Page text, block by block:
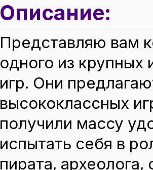
Описание:
Представляю вам
одного из крупных
игр. Они
высококлассных
получили массу
испытать себя в
пирата,